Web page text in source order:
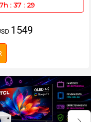
7h : 37 : 29
159